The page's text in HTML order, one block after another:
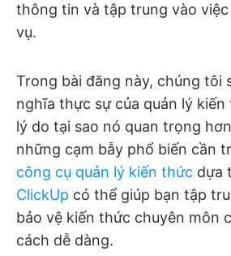
thông tin và tập trung vào
vụ.
Trong bài đăng này, chúng tôi
nghĩa thực sự của quản lý kiến
lý do tại sao nó quan trọng
những cạm bẫy phổ biến cần
công cụ quản lý kiến thức dựa
ClickUp có thể giúp bạn tập
bảo vệ kiến thức chuyên môn
cách dễ dàng.